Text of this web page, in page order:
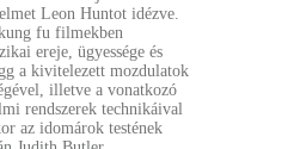
Leon Huntot idézve.
fu filmekben
ereje, ügyessége és
a kivitelezett mozdulatok
illetve a vonatkozó
rendszerek technikáival
az idomárok testének